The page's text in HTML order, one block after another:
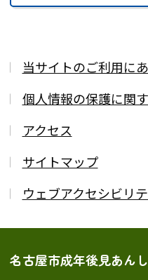
当サイトのご利用に
個人情報の保護に関
アクセス
サイトマップ
ウェブアクセシビリ
名古屋市成年後見あん